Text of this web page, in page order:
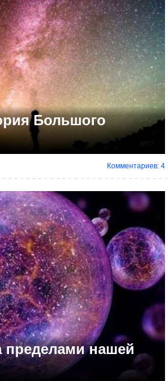
Большого
Комментариев: 4
пределами нашей